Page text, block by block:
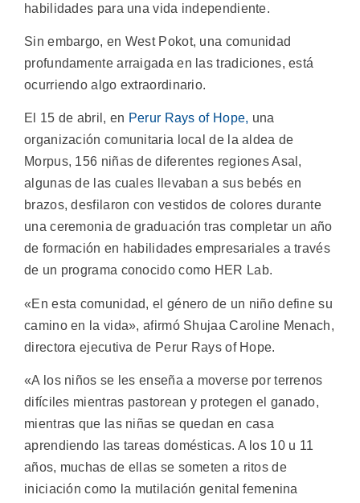
habilidades para una vida independiente.
Sin embargo, en West Pokot, una comunidad
profundamente arraigada en las tradiciones, está
ocurriendo algo extraordinario.
El 15 de abril, en Perur Rays of Hope, una
organización comunitaria local de la aldea de
Morpus, 156 niñas de diferentes regiones Asal,
algunas de las cuales llevaban a sus bebés en
brazos, desfilaron con vestidos de colores durante
una ceremonia de graduación tras completar un año
de formación en habilidades empresariales a través
de un programa conocido como HER Lab.
«En esta comunidad, el género de un niño define su
camino en la vida», afirmó Shujaa Caroline Menach,
directora ejecutiva de Perur Rays of Hope.
«A los niños se les enseña a moverse por terrenos
difíciles mientras pastorean y protegen el ganado,
mientras que las niñas se quedan en casa
aprendiendo las tareas domésticas. A los 10 u 11
años, muchas de ellas se someten a ritos de
iniciación como la mutilación genital femenina